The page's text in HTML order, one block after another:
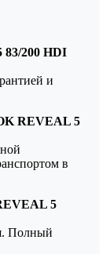
83/200 HDI
и
REVEAL 5
в
5
Полный